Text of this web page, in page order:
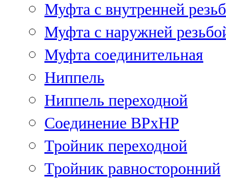
Муфта с внутренней
Муфта с наружней
Муфта соединительная
Ниппель
Ниппель переходной
Соединение ВРхНР
Тройник переходной
Тройник равносторонний